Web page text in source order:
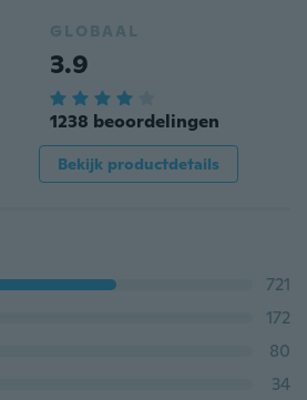
GLOBAAL
3.9
1238 beoordelingen
Bekijk productdetails
721
172
80
34